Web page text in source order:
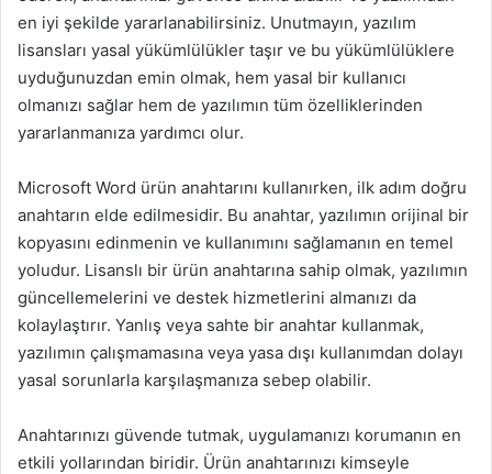
en iyi şekilde yararlanabilirsiniz. Unutmayın, yazılım
lisansları yasal yükümlülükler taşır ve bu yükümlülüklere
uyduğunuzdan emin olmak, hem yasal bir kullanıcı
olmanızı sağlar hem de yazılımın tüm özelliklerinden
yararlanmanıza yardımcı olur.
Microsoft Word ürün anahtarını kullanırken, ilk adım doğru
anahtarın elde edilmesidir. Bu anahtar, yazılımın orijinal bir
kopyasını edinmenin ve kullanımını sağlamanın en temel
yoludur. Lisanslı bir ürün anahtarına sahip olmak, yazılımın
güncellemelerini ve destek hizmetlerini almanızı da
kolaylaştırır. Yanlış veya sahte bir anahtar kullanmak,
yazılımın çalışmamasına veya yasa dışı kullanımdan dolayı
yasal sorunlarla karşılaşmanıza sebep olabilir.
Anahtarınızı güvende tutmak, uygulamanızı korumanın en
etkili yollarından biridir. Ürün anahtarınızı kimseyle